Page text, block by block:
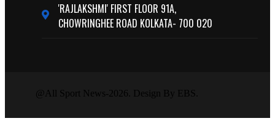
'RAJLAKSHMI' FIRST FLOOR 91A,
CHOWRINGHEE ROAD KOLKATA- 700 020
@All Sport News-2026. Design By EBS.